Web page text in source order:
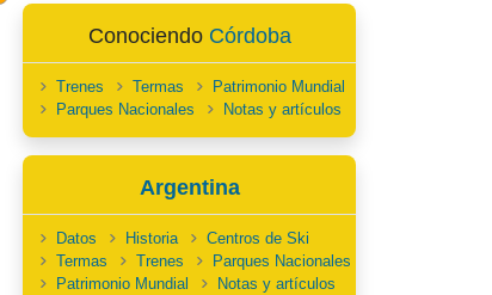
Conociendo Córdoba
Trenes Termas
Patrimonio Mundial
Parques Nacionales
Notas y artículos
Argentina
Datos Historia
Centros de Ski
Termas
Trenes
Parques Nacionales
Patrimonio Mundial
Notas y artículos